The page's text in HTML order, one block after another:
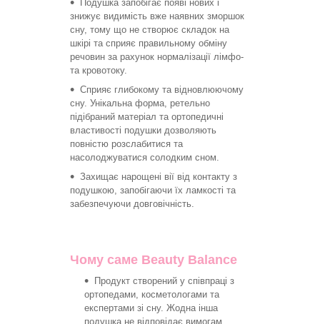
Подушка запобігає появі нових і
знижує видимість вже наявних зморшок
сну, тому що не створює складок на
шкірі та сприяє правильному обміну
речовин за рахунок нормалізації лімфо-
та кровотоку.
Сприяє глибокому та відновлюючому
сну. Унікальна форма, ретельно
підібраний матеріал та ортопедичні
властивості подушки дозволяють
повністю розслабитися та
насолоджуватися солодким сном.
Захищає нарощені вії від контакту з
подушкою, запобігаючи їх ламкості та
забезпечуючи довговічність.
Чому саме Beauty Balance
Продукт створений у співпраці з
ортопедами, косметологами та
експертами зі сну. Жодна інша
подушка не відповідає вимогам